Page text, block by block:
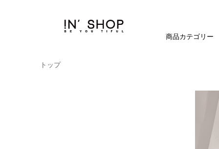
商品カテゴリー
トップ